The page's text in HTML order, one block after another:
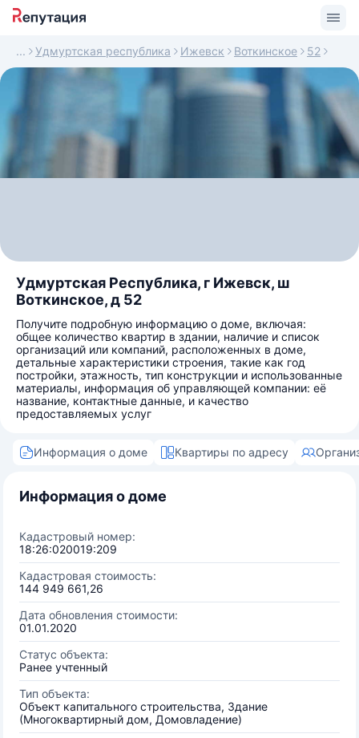
Удмуртская республика Ижевск Воткинское 52
Удмуртская Республика, г Ижевск, ш
Воткинское, д 52
Получите подробную информацию о доме, включая:
общее количество квартир в здании, наличие и список
организаций или компаний, расположенных в доме,
детальные характеристики строения, такие как год
постройки, этажность, тип конструкции и использованные
материалы, информация об управляющей компании: её
название, контактные данные, и качество
предоставляемых услуг
Информация о доме Квартиры по адресу
Информация о доме
Кадастровый номер:
18:26:020019:209
Кадастровая стоимость:
144 949 661,26
Дата обновления стоимости:
01.01.2020
Статус объекта:
Ранее учтенный
Тип объекта:
Объект капитального строительства, Здание
(Многоквартирный дом, Домовладение)